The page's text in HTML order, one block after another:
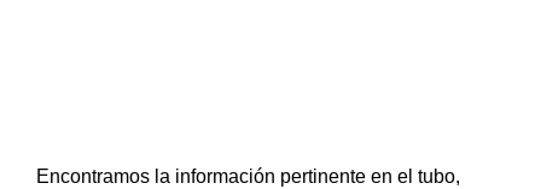
Encontramos la información pertinente en el tubo,